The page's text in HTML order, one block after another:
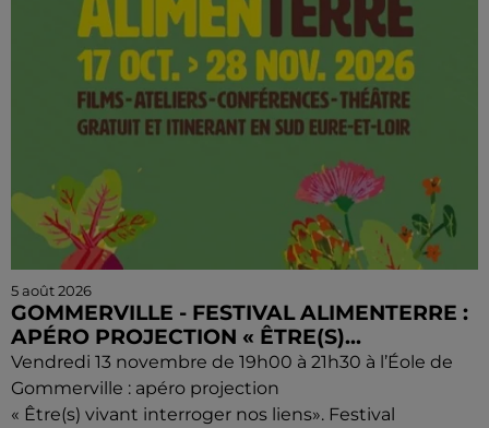
5 août 2026
GOMMERVILLE - FESTIVAL ALIMENTERRE :
APÉRO PROJECTION « ÊTRE(S)...
Vendredi 13 novembre de 19h00 à 21h30 à l’Éole de
Gommerville : apéro projection
« Être(s) vivant interroger nos liens». Festival